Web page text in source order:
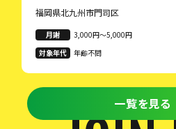
福岡県北九州市門司区
月謝
3,000円〜5,000円
対象年代
年齢不問
一覧を見る